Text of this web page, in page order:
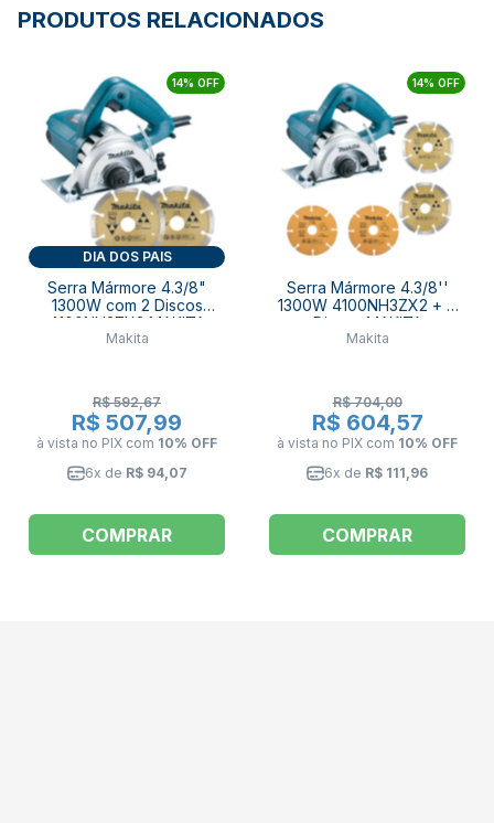
PRODUTOS RELACIONADOS
14% OFF
DIA DOS PAIS
Serra Mármore 4.3/8"
1300W com 2 Discos
4100NH3ZX2 MAKITA
Makita
R$ 592,67
R$ 507,99
à vista no PIX com 10% OFF
6x de R$ 94,07
COMPRAR
14% OFF
Serra Mármore 4.3/8''
1300W 4100NH3ZX2 + 4
Discos MAKITA
Makita
R$ 704,00
R$ 604,57
à vista no PIX com 10% OFF
6x de R$ 111,96
COMPRAR